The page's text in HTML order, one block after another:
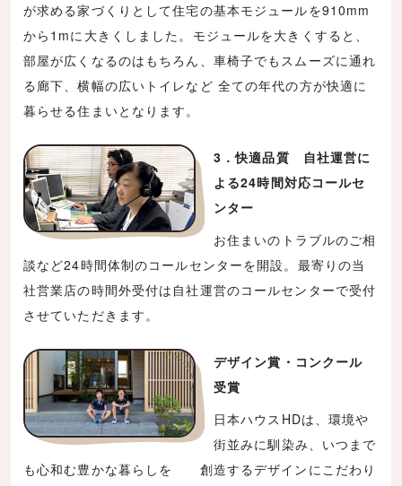
が求める家づくりとして住宅の基本モジュールを910mm
から1mに大きくしました。モジュールを大きくすると、
部屋が広くなるのはもちろん、車椅子でもスムーズに通れ
る廊下、横幅の広いトイレなど 全ての年代の方が快適に
暮らせる住まいとなります。
3．快適品質 自社運営に
よる24時間対応コールセ
ンター
お住まいのトラブルのご相
談など24時間体制のコールセンターを開設。最寄りの当
社営業店の時間外受付は自社運営のコールセンターで受付
させていただきます。
デザイン賞・コンクール
受賞
日本ハウスHDは、環境や
街並みに馴染み、いつまで
も心和む豊かな暮らしを 創造するデザインにこだわり